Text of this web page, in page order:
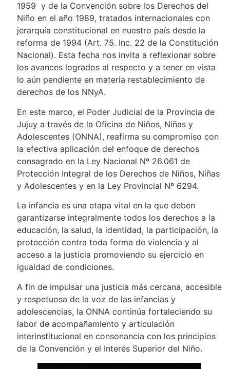
1959 y de la Convención sobre los Derechos del
Niño en el año 1989, tratados internacionales con
jerarquía constitucional en nuestro país desde la
reforma de 1994 (Art. 75. Inc. 22 de la Constitución
Nacional). Esta fecha nos invita a reflexionar sobre
los avances logrados al respecto y a tener en vista
lo aún pendiente en materia restablecimiento de
derechos de los NNyA.
En este marco, el Poder Judicial de la Provincia de
Jujuy a través de la Oficina de Niños, Niñas y
Adolescentes (ONNA), reafirma su compromiso con
la efectiva aplicación del enfoque de derechos
consagrado en la Ley Nacional Nº 26.061 de
Protección Integral de los Derechos de Niños, Niñas
y Adolescentes y en la Ley Provincial Nº 6294.
La infancia es una etapa vital en la que deben
garantizarse integralmente todos los derechos a la
educación, la salud, la identidad, la participación, la
protección contra toda forma de violencia y al
acceso a la justicia promoviendo su ejercicio en
igualdad de condiciones.
A fin de impulsar una justicia más cercana, accesible
y respetuosa de la voz de las infancias y
adolescencias, la ONNA continúa fortaleciendo su
labor de acompañamiento y articulación
interinstitucional en consonancia con los principios
de la Convención y el Interés Superior del Niño.